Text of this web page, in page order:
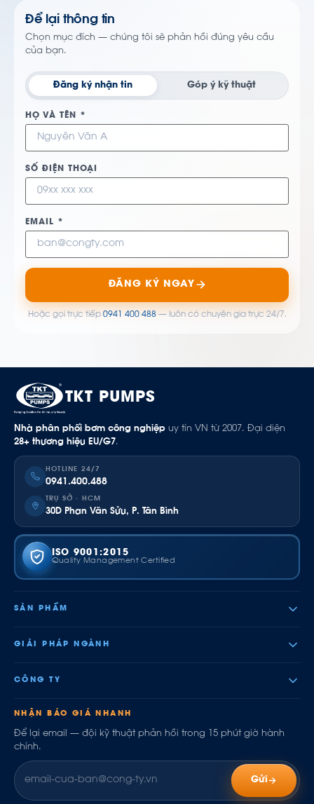
Để lại thông tin
Chọn mục đích — chúng tôi sẽ phản hồi đúng yêu cầu
của bạn.
Đăng ký nhận tin Góp ý kỹ thuật
HỌ VÀ TÊN *
SỐ ĐIỆN THOẠI
EMAIL *
ĐĂNG KÝ NGAY
Hoặc gọi trực tiếp 0941 400 488— luôn có chuyên gia trực 24/7.
TKT PUMPS
Nhà phân phối bơm công nghiệp uy tín VN từ 2007. Đại diện
28+ thương hiệu EU/G7.
HOTLINE 24/7
0941.400.488
TRỤ SỞ · HCM
30D Phan Văn Sửu, P. Tân Bình
ISO 9001:2015
Quality Management Certified
SẢN PHẨM
GIẢI PHÁP NGÀNH
CÔNG TY
NHẬN BÁO GIÁ NHANH
Để lại email — đội kỹ thuật phản hồi trong 15 phút giờ hành
chính.
Gửi